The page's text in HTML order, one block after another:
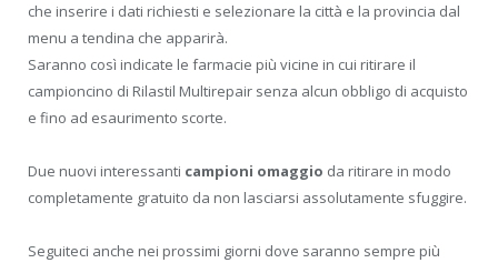
che inserire i dati richiesti e selezionare la città e la provincia dal
menu a tendina che apparirà.
Saranno così indicate le farmacie più vicine in cui ritirare il
campioncino di Rilastil Multirepair senza alcun obbligo di acquisto
e fino ad esaurimento scorte.
Due nuovi interessanti campioni omaggio da ritirare in modo
completamente gratuito da non lasciarsi assolutamente sfuggire.
Seguiteci anche nei prossimi giorni dove saranno sempre più